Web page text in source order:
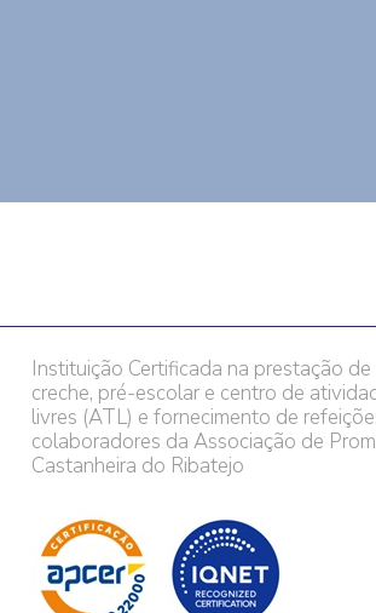
Instituição Certificada na prestação
creche, pré-escolar e centro de
livres (ATL) e fornecimento de
colaboradores da Associação de
Castanheira do Ribatejo